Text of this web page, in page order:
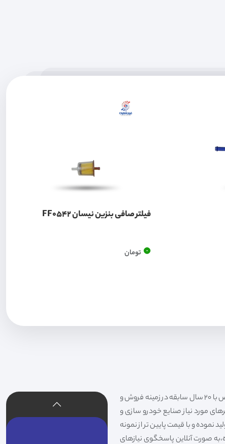
فیلتر صافی بنزین نیسان FF0542
0 تومان
فیلتر شکری تهیه و توزیع کننده انواع فیلتر خودروهای سواری،سنگین،راهسازی و دستگاه های صنعتی و فیلتر های خاص با 20 سال سابقه در زمینه فروش و
مورد نیاز صنایع خودرو سازی و
نموده و با قیمت پایین تر از نمونه
صورت آنلاین پاسخگوی نیازهای